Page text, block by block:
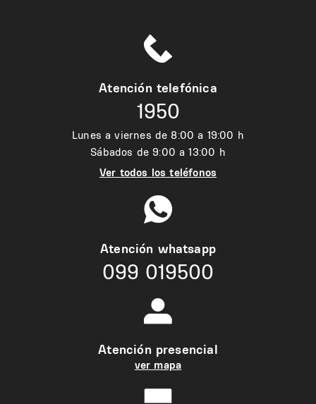
Atención telefónica
1950
Lunes a viernes de 8:00 a 19:00 h
Sábados de 9:00 a 13:00 h
Ver todos los teléfonos
Atención whatsapp
099 019500
Atención presencial
ver mapa